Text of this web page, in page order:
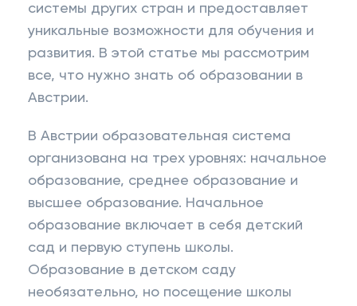
системы других стран и предоставляет
уникальные возможности для обучения и
развития. В этой статье мы рассмотрим
все, что нужно знать об образовании в
Австрии.
В Австрии образовательная система
организована на трех уровнях: начальное
образование, среднее образование и
высшее образование. Начальное
образование включает в себя детский
сад и первую ступень школы.
Образование в детском саду
необязательно, но посещение школы